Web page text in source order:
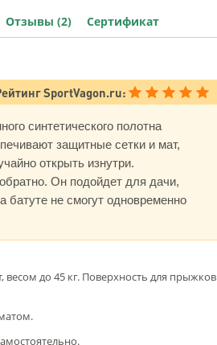
Отзывы (2) Сертификат
SportVagon.ru:
синтетического полотна
защитные сетки и мат,
открыть изнутри.
Он подойдет для дачи,
батуте не смогут одновременно
весом до 45 кг. Поверхность для прыжков